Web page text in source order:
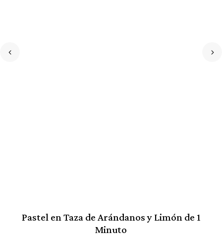
Pastel en Taza de Arándanos y Limón de 1
Minuto